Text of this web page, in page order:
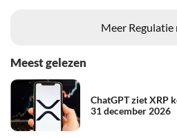
Meer Regulatie
Meest gelezen
ChatGPT ziet XRP
31 december 2026